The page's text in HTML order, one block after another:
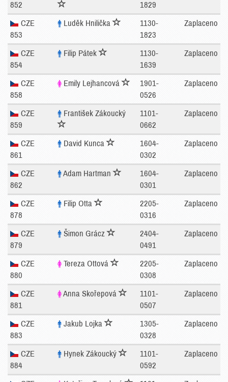
852
1829
CZE
853
Luděk Hnilička
1130-
1823
Zaplaceno
CZE
854
Filip Pátek
1130-
1639
Zaplaceno
CZE
858
Emily Lejhancová
1901-
0526
Zaplaceno
CZE
859
František Zákoucký
1101-
0662
Zaplaceno
CZE
861
David Kunca
1604-
0302
Zaplaceno
CZE
862
Adam Hartman
1604-
0301
Zaplaceno
CZE
878
Filip Otta
2205-
0316
Zaplaceno
CZE
879
Šimon Grácz
2404-
0491
Zaplaceno
CZE
880
Tereza Ottová
2205-
0308
Zaplaceno
CZE
881
Anna Skořepová
1101-
0507
Zaplaceno
CZE
883
Jakub Lojka
1305-
0328
Zaplaceno
CZE
884
Hynek Zákoucký
1101-
0592
Zaplaceno